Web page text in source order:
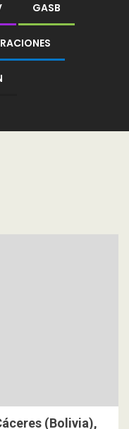
GASB
(Bolivia),